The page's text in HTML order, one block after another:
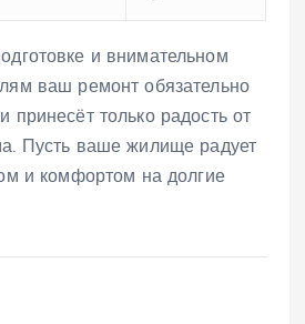
и внимательном
ваш ремонт обязательно
принесёт только радость от
Пусть ваше жилище радует
и комфортом на долгие